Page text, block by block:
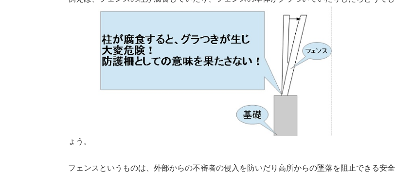
ょう。
フェンスというものは、外部からの不審者の侵入を防いだり高所からの墜落を阻止できる安全